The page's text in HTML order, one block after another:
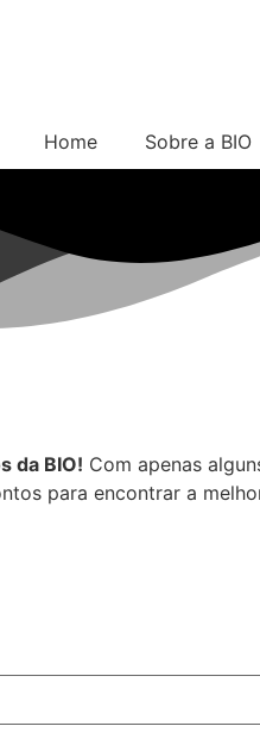
Home Sobre a BIO
da BIO! Com apenas
para encontrar a